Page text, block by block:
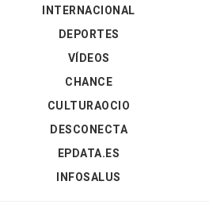
INTERNACIONAL
DEPORTES
VÍDEOS
CHANCE
CULTURAOCIO
DESCONECTA
EPDATA.ES
INFOSALUS